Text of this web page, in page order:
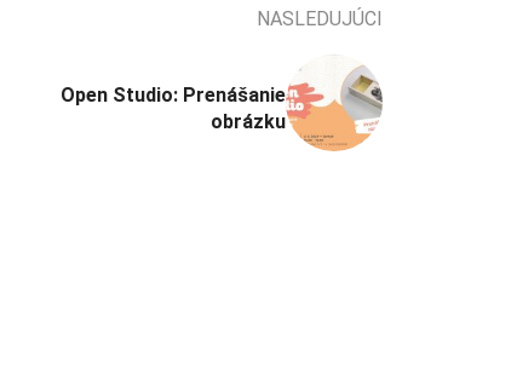
NASLEDUJÚCI
Open Studio: Prenášanie
obrázku